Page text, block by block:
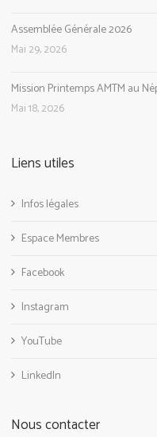
Assemblée Générale 2026
Mai 29, 2026
Mission Printemps AMTM au
Mai 18, 2026
Liens utiles
Infos légales
Espace Membres
Facebook
Instagram
YouTube
LinkedIn
Nous contacter